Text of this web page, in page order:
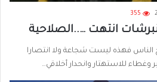
355
انتهت …..الصلاحية
فهذه ليست شجاعة ولا انتصارا
للاستهتار وانحدار أخلاقي…